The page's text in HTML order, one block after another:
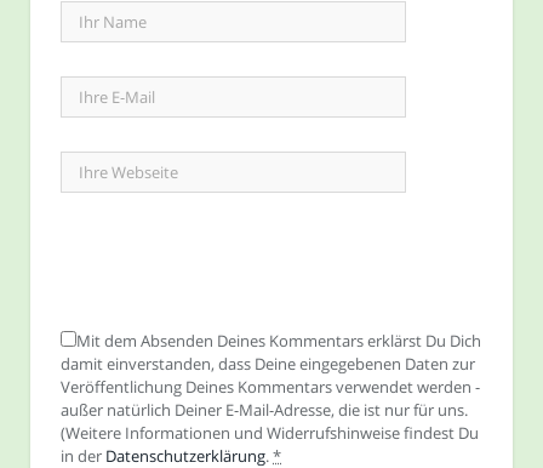
Mit dem Absenden Deines Kommentars erklärst Du Dich
damit einverstanden, dass Deine eingegebenen Daten zur
Veröffentlichung Deines Kommentars verwendet werden -
außer natürlich Deiner E-Mail-Adresse, die ist nur für uns.
(Weitere Informationen und Widerrufshinweise findest Du
in der Datenschutzerklärung.*